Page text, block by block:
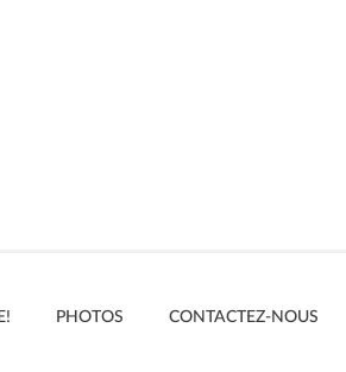
PHOTOS CONTACTEZ-NOUS